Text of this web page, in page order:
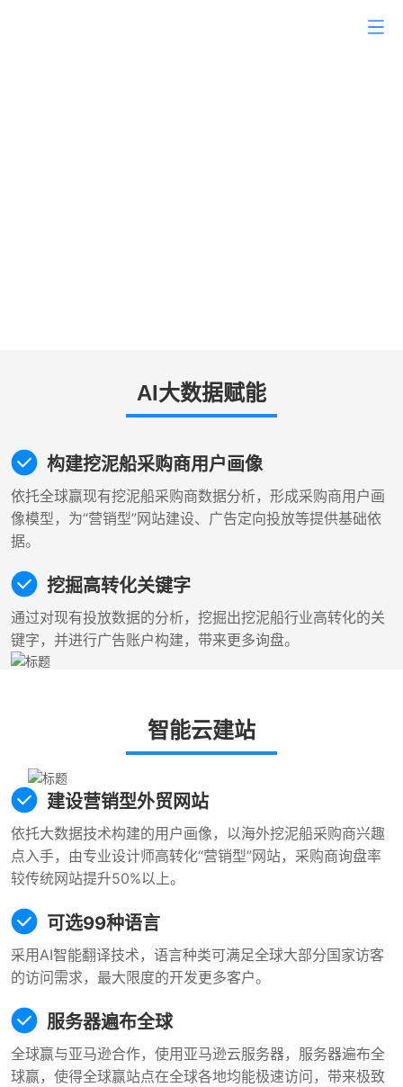
AI大数据赋能
构建挖泥船采购商用户画像
依托全球赢现有挖泥船采购商数据分析，形成采购商用户画
像模型，为“营销型”网站建设、广告定向投放等提供基础依
据。
挖掘高转化关键字
通过对现有投放数据的分析，挖掘出挖泥船行业高转化的关
键字，并进行广告账户构建，带来更多询盘。
智能云建站
建设营销型外贸网站
依托大数据技术构建的用户画像，以海外挖泥船采购商兴趣
点入手，由专业设计师高转化“营销型”网站，采购商询盘率
较传统网站提升50%以上。
可选99种语言
采用AI智能翻译技术，语言种类可满足全球大部分国家访客
的访问需求，最大限度的开发更多客户。
服务器遍布全球
全球赢与亚马逊合作，使用亚马逊云服务器，服务器遍布全
球赢，使得全球赢站点在全球各地均能极速访问，带来极致